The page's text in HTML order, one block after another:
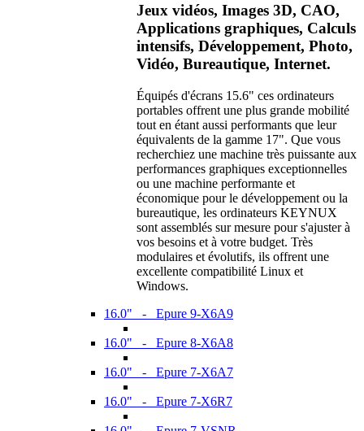
Jeux vidéos, Images 3D, CAO,
Applications graphiques, Calculs
intensifs, Développement, Photo,
Vidéo, Bureautique, Internet.
Équipés d'écrans 15.6" ces ordinateurs
portables offrent une plus grande mobilité
tout en étant aussi performants que leur
équivalents de la gamme 17". Que vous
recherchiez une machine très puissante aux
performances graphiques exceptionnelles
ou une machine performante et
économique pour le développement ou la
bureautique, les ordinateurs KEYNUX
sont assemblés sur mesure pour s'ajuster à
vos besoins et à votre budget. Très
modulaires et évolutifs, ils offrent une
excellente compatibilité Linux et
Windows.
16.0" - Epure 9-X6A9
16.0" - Epure 8-X6A8
16.0" - Epure 7-X6A7
16.0" - Epure 7-X6R7